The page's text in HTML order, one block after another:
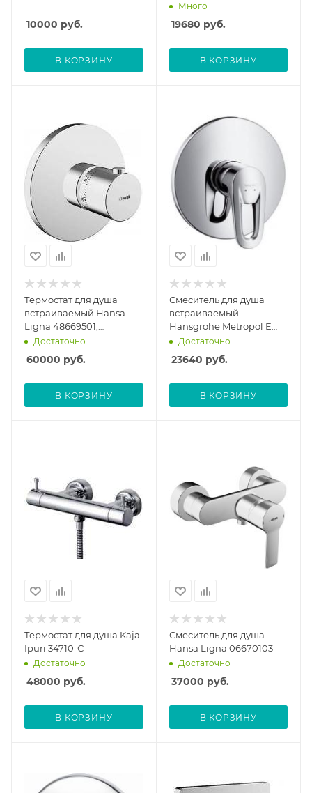
10000 руб.
В КОРЗИНУ
Много
19680 руб.
В КОРЗИНУ
Термостат для душа
встраиваемый Hansa
Ligna 48669501,
внешняя часть
Достаточно
60000 руб.
В КОРЗИНУ
Смеситель для душа
встраиваемый
Hansgrohe Metropol E
14675000, внешняя
Достаточно
23640 руб.
В КОРЗИНУ
Термостат для душа Kaja
Ipuri 34710-С
Достаточно
48000 руб.
В КОРЗИНУ
Смеситель для душа
Hansa Ligna 06670103
Достаточно
37000 руб.
В КОРЗИНУ